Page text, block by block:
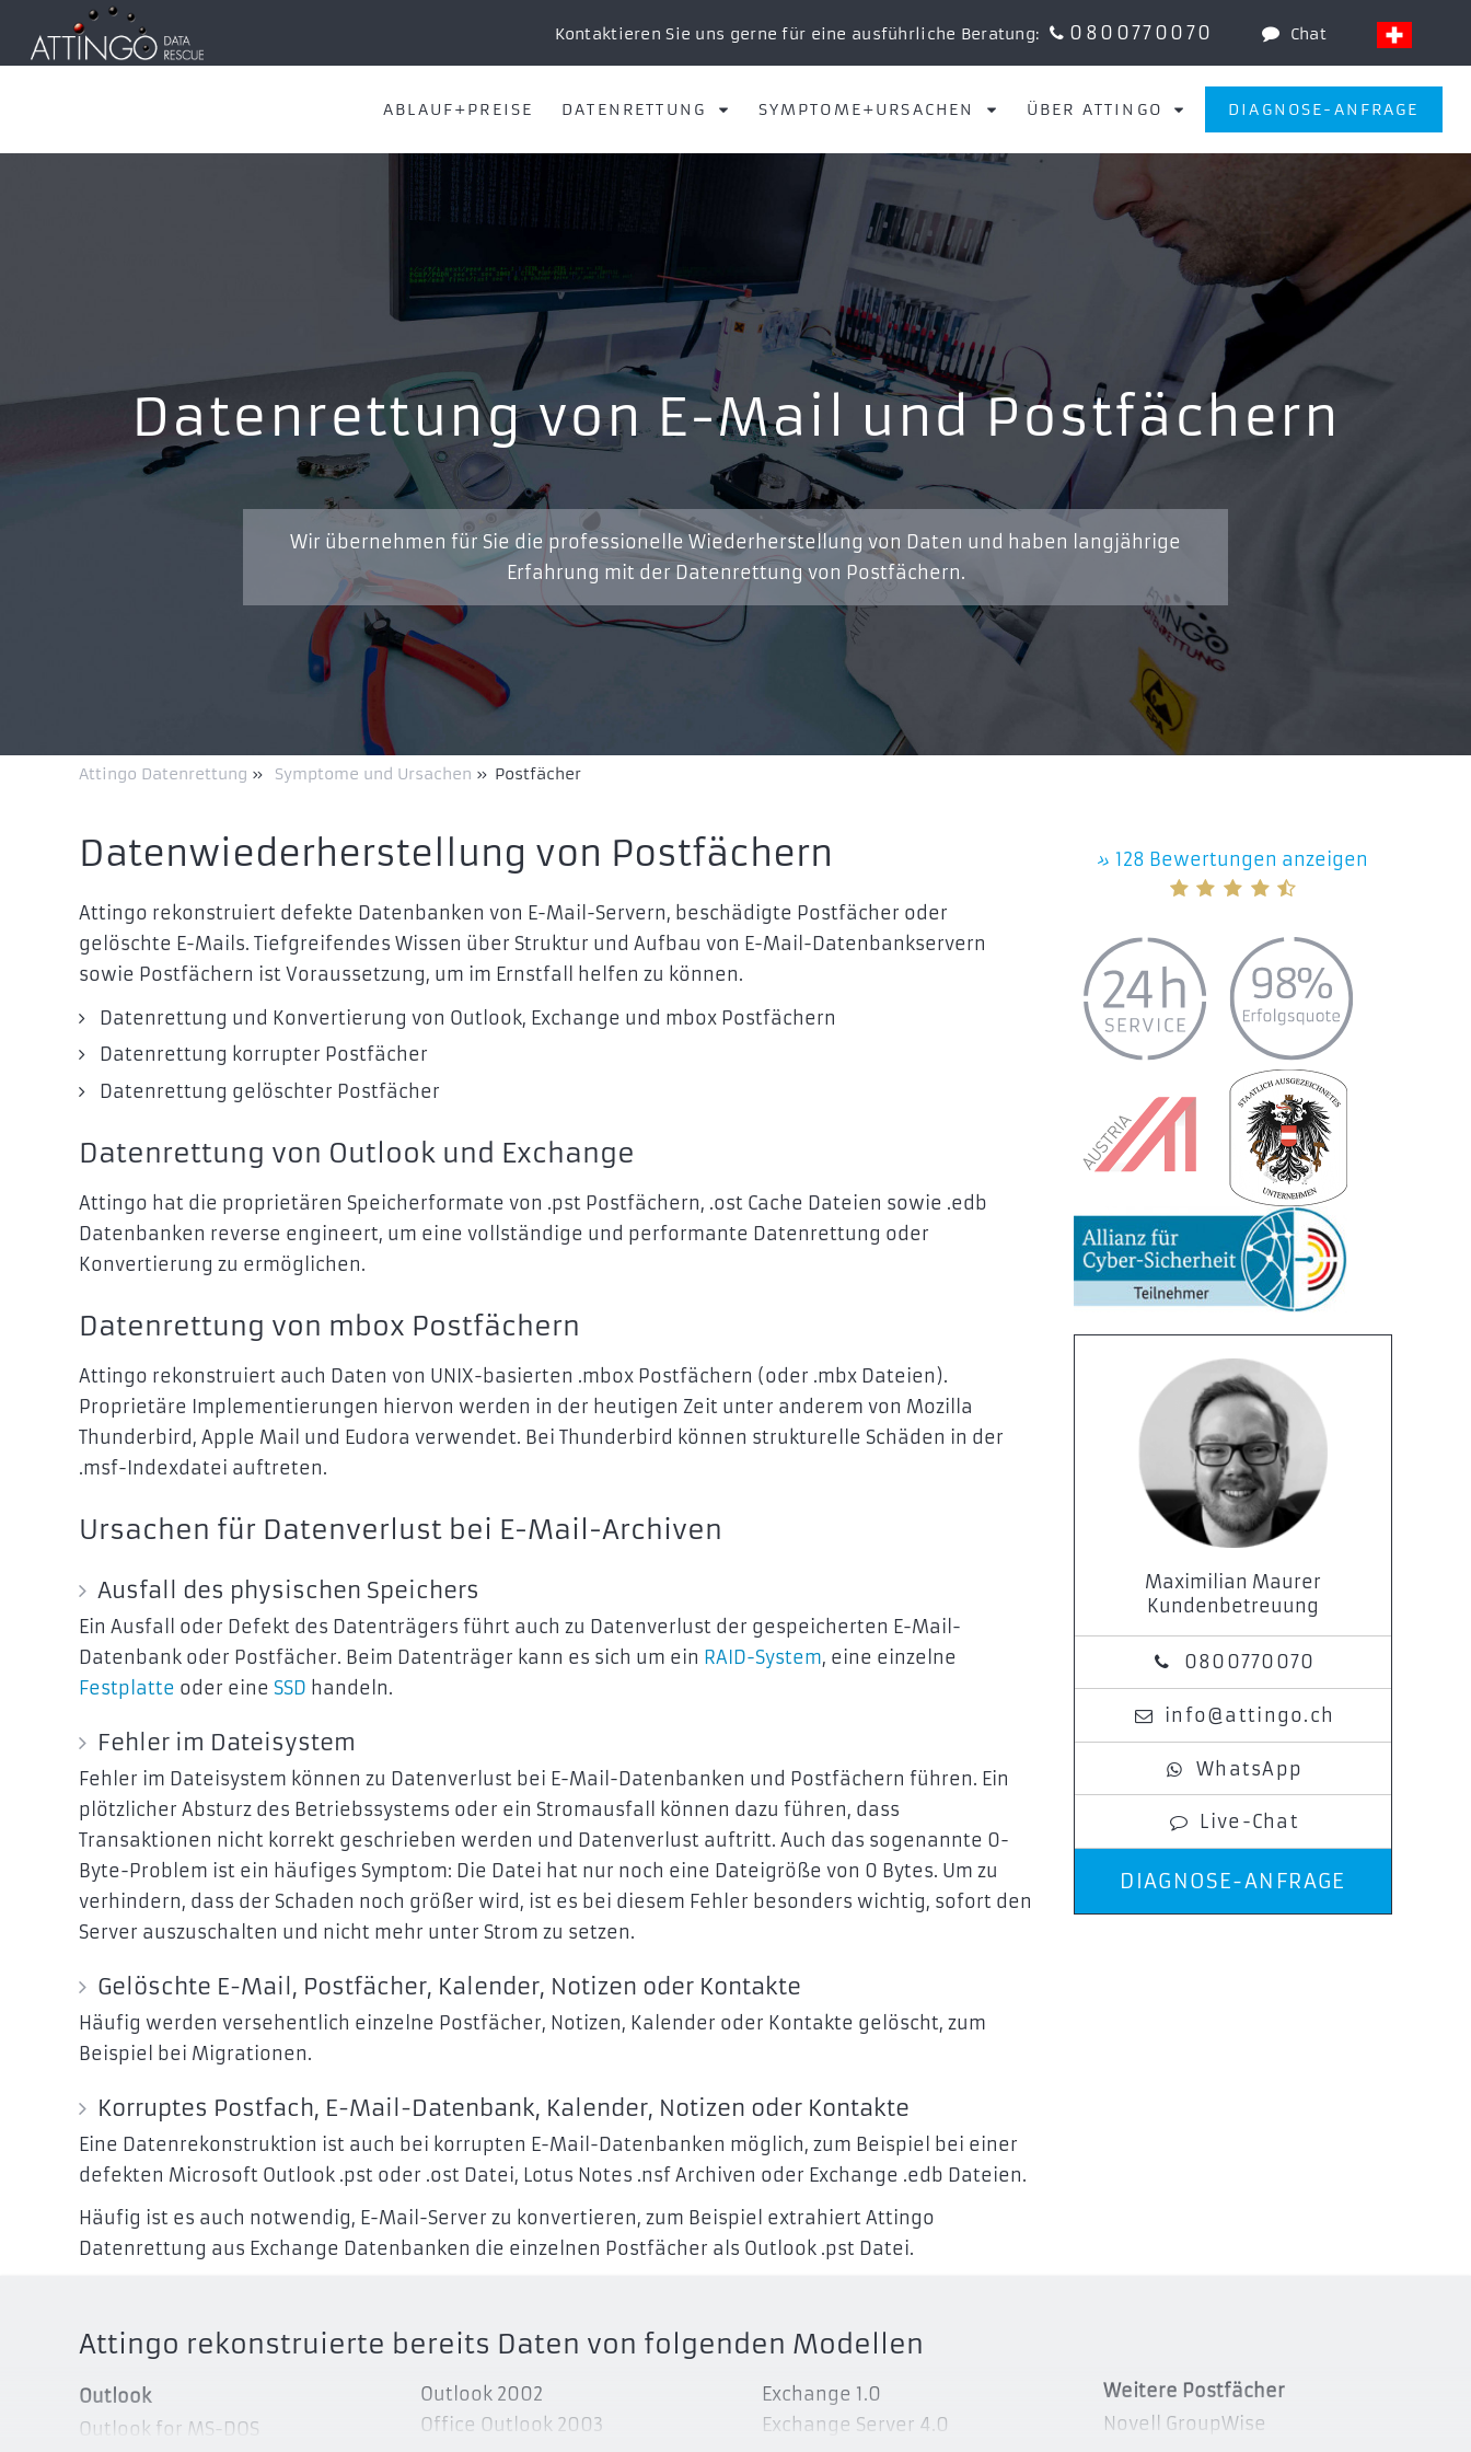
Kontaktieren Sie uns gerne für eine ausführliche Beratung: 0800770070 Chat
ABLAUF+PREISE DATENRETTUNG SYMPTOME+URSACHEN ÜBER ATTINGO DIAGNOSE-ANFRAGE
Datenrettung von E-Mail und Postfächern
Wir übernehmen für Sie die professionelle Wiederherstellung von Daten und haben langjährige
Erfahrung mit der Datenrettung von Postfächern.
Attingo Datenrettung » Symptome und Ursachen » Postfächer
Datenwiederherstellung von Postfächern
Attingo rekonstruiert defekte Datenbanken von E-Mail-Servern, beschädigte Postfächer oder
gelöschte E-Mails. Tiefgreifendes Wissen über Struktur und Aufbau von E-Mail-Datenbankservern
sowie Postfächern ist Voraussetzung, um im Ernstfall helfen zu können.
Datenrettung und Konvertierung von Outlook, Exchange und mbox Postfächern
Datenrettung korrupter Postfächer
Datenrettung gelöschter Postfächer
Datenrettung von Outlook und Exchange
Attingo hat die proprietären Speicherformate von .pst Postfächern, .ost Cache Dateien sowie .edb
Datenbanken reverse engineert, um eine vollständige und performante Datenrettung oder
Konvertierung zu ermöglichen.
Datenrettung von mbox Postfächern
Attingo rekonstruiert auch Daten von UNIX-basierten .mbox Postfächern (oder .mbx Dateien).
Proprietäre Implementierungen hiervon werden in der heutigen Zeit unter anderem von Mozilla
Thunderbird, Apple Mail und Eudora verwendet. Bei Thunderbird können strukturelle Schäden in der
.msf-Indexdatei auftreten.
Ursachen für Datenverlust bei E-Mail-Archiven
Ausfall des physischen Speichers
Ein Ausfall oder Defekt des Datenträgers führt auch zu Datenverlust der gespeicherten E-Mail-
Datenbank oder Postfächer. Beim Datenträger kann es sich um ein RAID-System, eine einzelne
Festplatte oder eine SSD handeln.
Fehler im Dateisystem
Fehler im Dateisystem können zu Datenverlust bei E-Mail-Datenbanken und Postfächern führen. Ein
plötzlicher Absturz des Betriebssystems oder ein Stromausfall können dazu führen, dass
Transaktionen nicht korrekt geschrieben werden und Datenverlust auftritt. Auch das sogenannte 0-
Byte-Problem ist ein häufiges Symptom: Die Datei hat nur noch eine Dateigröße von 0 Bytes. Um zu
verhindern, dass der Schaden noch größer wird, ist es bei diesem Fehler besonders wichtig, sofort den
Server auszuschalten und nicht mehr unter Strom zu setzen.
Gelöschte E-Mail, Postfächer, Kalender, Notizen oder Kontakte
Häufig werden versehentlich einzelne Postfächer, Notizen, Kalender oder Kontakte gelöscht, zum
Beispiel bei Migrationen.
Korruptes Postfach, E-Mail-Datenbank, Kalender, Notizen oder Kontakte
Eine Datenrekonstruktion ist auch bei korrupten E-Mail-Datenbanken möglich, zum Beispiel bei einer
defekten Microsoft Outlook .pst oder .ost Datei, Lotus Notes .nsf Archiven oder Exchange .edb Dateien.
Häufig ist es auch notwendig, E-Mail-Server zu konvertieren, zum Beispiel extrahiert Attingo
Datenrettung aus Exchange Datenbanken die einzelnen Postfächer als Outlook .pst Datei.
» 128 Bewertungen anzeigen
Maximilian Maurer
Kundenbetreuung
0800770070
info@attingo.ch
WhatsApp
Live-Chat
DIAGNOSE-ANFRAGE
Attingo rekonstruierte bereits Daten von folgenden Modellen
Outlook
Outlook for MS-DOS
Outlook 2002
Office Outlook 2003
Exchange 1.0
Exchange Server 4.0
Weitere Postfächer
Novell GroupWise